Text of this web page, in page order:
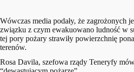
Wówczas media podały, że zagrożonych
związku z czym ewakuowano ludność w
tej pory pożary strawiły powierzchnię
terenów.
Rosa Davila, szefowa rządy Teneryfy